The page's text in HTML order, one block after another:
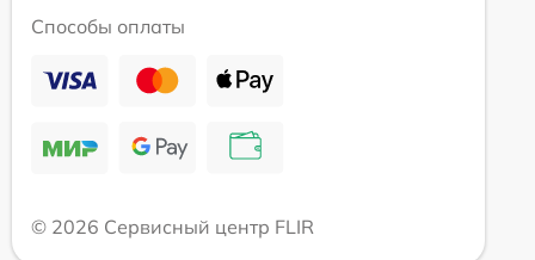
Способы оплаты
© 2026 Сервисный центр FLIR